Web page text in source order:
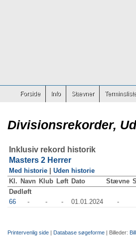
Forside Info Stævner
Divisionsrekorder,
Inklusiv rekord historik
Masters 2 Herrer
Med historie
Uden historie
Kl. Navn Klub Løft Dato Stævne
Dødløft
66
- - - 01.01.2024 -
Printervenlig side | Database søgeforme | Billeder: